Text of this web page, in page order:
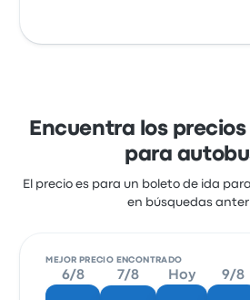
Encuentra los
para
El precio es para un boleto de ida
en búsquedas
MEJOR PRECIO ENCONTRADO
6/8 7/8 Hoy 9/8